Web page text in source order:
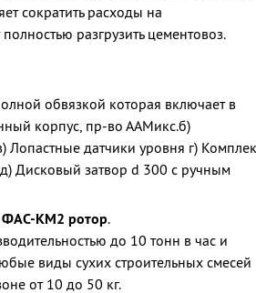
сократить расходы на
разгрузить цементовоз.
обвязкой которая включает в
корпус, пр-во ААМикс.б)
датчики уровня г)
Дисковый затвор d 300 c ручным
ФАС-КМ2 ротор.
до 10 тонн в час и
виды сухих строительных смесей
от 10 до 50 кг.